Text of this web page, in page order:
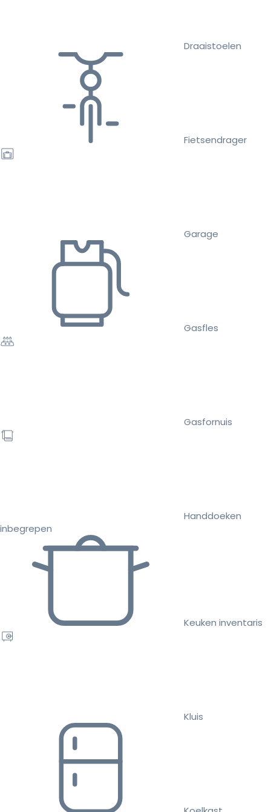
Draaistoelen
Fietsendrager
Garage
Gasfles
Gasfornuis
Handdoeken
inbegrepen
Keuken inventaris
Kluis